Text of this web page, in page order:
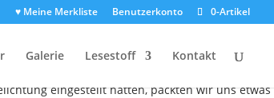
♥ Meine Merkliste Benutzerkonto 0-Artikel
Galerie Lesestoff Kontakt
eingestellt hatten, packten wir uns etwas